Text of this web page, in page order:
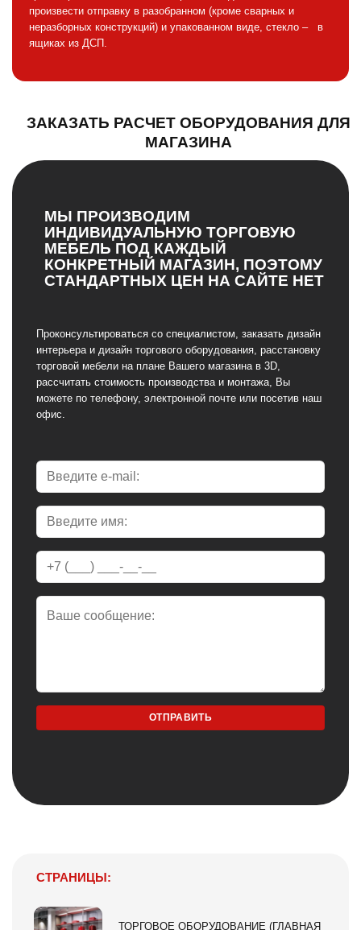
произвести отправку в разобранном (кроме сварных и
неразборных конструкций) и упакованном виде, стекло – в
ящиках из ДСП.
ЗАКАЗАТЬ РАСЧЕТ ОБОРУДОВАНИЯ ДЛЯ
МАГАЗИНА
МЫ ПРОИЗВОДИМ
ИНДИВИДУАЛЬНУЮ ТОРГОВУЮ
МЕБЕЛЬ ПОД КАЖДЫЙ
КОНКРЕТНЫЙ МАГАЗИН, ПОЭТОМУ
СТАНДАРТНЫХ ЦЕН НА САЙТЕ НЕТ
Проконсультироваться со специалистом, заказать дизайн
интерьера и дизайн торгового оборудования, расстановку
торговой мебели на плане Вашего магазина в 3D,
рассчитать стоимость производства и монтажа, Вы
можете по телефону, электронной почте или посетив наш
офис.
СТРАНИЦЫ:
ТОРГОВОЕ ОБОРУДОВАНИЕ (ГЛАВНАЯ